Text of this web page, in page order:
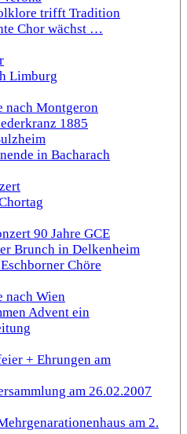
trifft Tradition
Chor wächst …
Limburg
nach Montgeron
1885
in Bacharach
90 Jahre GCE
Brunch in Delkenheim
Chöre
nach Wien
Advent ein
+ Ehrungen am
am 26.02.2007
am 2.